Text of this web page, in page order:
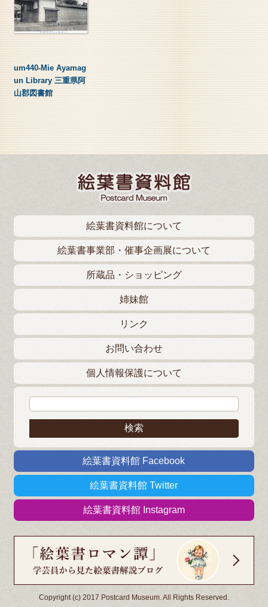
um440-Mie Ayamag
un Library 三重県阿
山郡図書館
絵葉書資料館について
絵葉書事業部・催事企画展について
所蔵品・ショッピング
姉妹館
リンク
お問い合わせ
個人情報保護について
絵葉書資料館 Facebook
絵葉書資料館 Twitter
絵葉書資料館 Instagram
Copyright (c) 2017 Postcard Museum. All Rights Reserved.